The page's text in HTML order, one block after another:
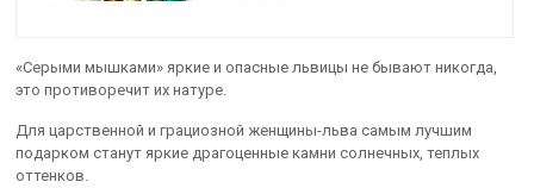
«Серыми мышками» яркие и опасные львицы не бывают никогда,
это противоречит их натуре.
Для царственной и грациозной женщины-льва самым лучшим
подарком станут яркие драгоценные камни солнечных, теплых
оттенков.